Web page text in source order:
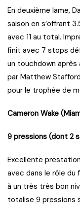
En deuxième lame,
saison en s’offrant
avec 11 au total.
finit avec 7 stops
un touchdown après
par Matthew
pour le trophée de
Cameron Wake
9 pressions (dont 2
Excellente
avec dans le rôle du
à un très très bon
totalise 9 pressions